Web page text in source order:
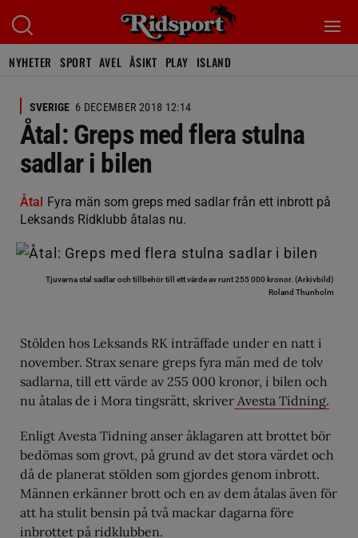
NYHETER SPORT AVEL ÅSIKT PLAY ISLAND
SVERIGE 6 DECEMBER 2018 12:14
Åtal: Greps med flera stulna
sadlar i bilen
Åtal Fyra män som greps med sadlar från ett inbrott på
Leksands Ridklubb åtalas nu.
Tjuvarna stal sadlar och tillbehör till ett värde av runt 255 000 kronor. (Arkivbild)
Roland Thunholm
Stölden hos Leksands RK inträffade under en natt i
november. Strax senare greps fyra män med de tolv
sadlarna, till ett värde av 255 000 kronor, i bilen och
nu åtalas de i Mora tingsrätt, skriver Avesta Tidning.
Enligt Avesta Tidning anser åklagaren att brottet bör
bedömas som grovt, på grund av det stora värdet och
då de planerat stölden som gjordes genom inbrott.
Männen erkänner brott och en av dem åtalas även för
att ha stulit bensin på två mackar dagarna före
inbrottet på ridklubben.